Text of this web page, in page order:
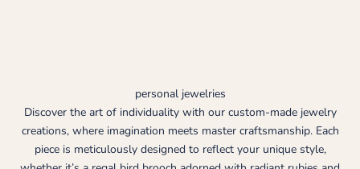
personal jewelries
Discover the art of individuality with our custom-made jewelry
creations, where imagination meets master craftsmanship. Each
piece is meticulously designed to reflect your unique style,